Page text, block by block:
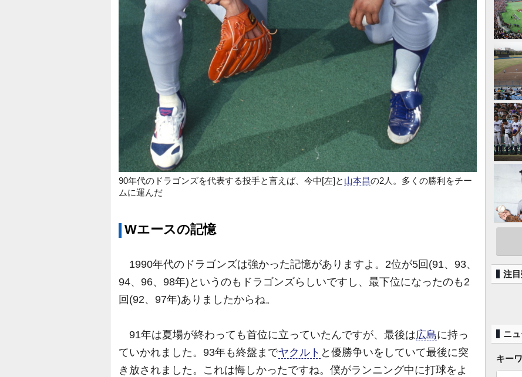
90年代のドラゴンズを代表する投手と言えば、今中[左]と 山本昌の2人。多くの勝利をチー
ムに運んだ
Wエースの記憶
1990年代のドラゴンズは強かった記憶がありますよ。2位が5回(91、93、
94、96、98年)というのもドラゴンズらしいですし、最下位になったのも2
回(92、97年)ありましたからね。
91年は夏場が終わっても首位に立っていたんですが、最後は広島に持っ
ていかれました。93年も終盤までヤクルト と優勝争いをしていて最後に突
き放されました。これは悔しかったですね。僕がランニング中に打球をよ
注
ニ
キー